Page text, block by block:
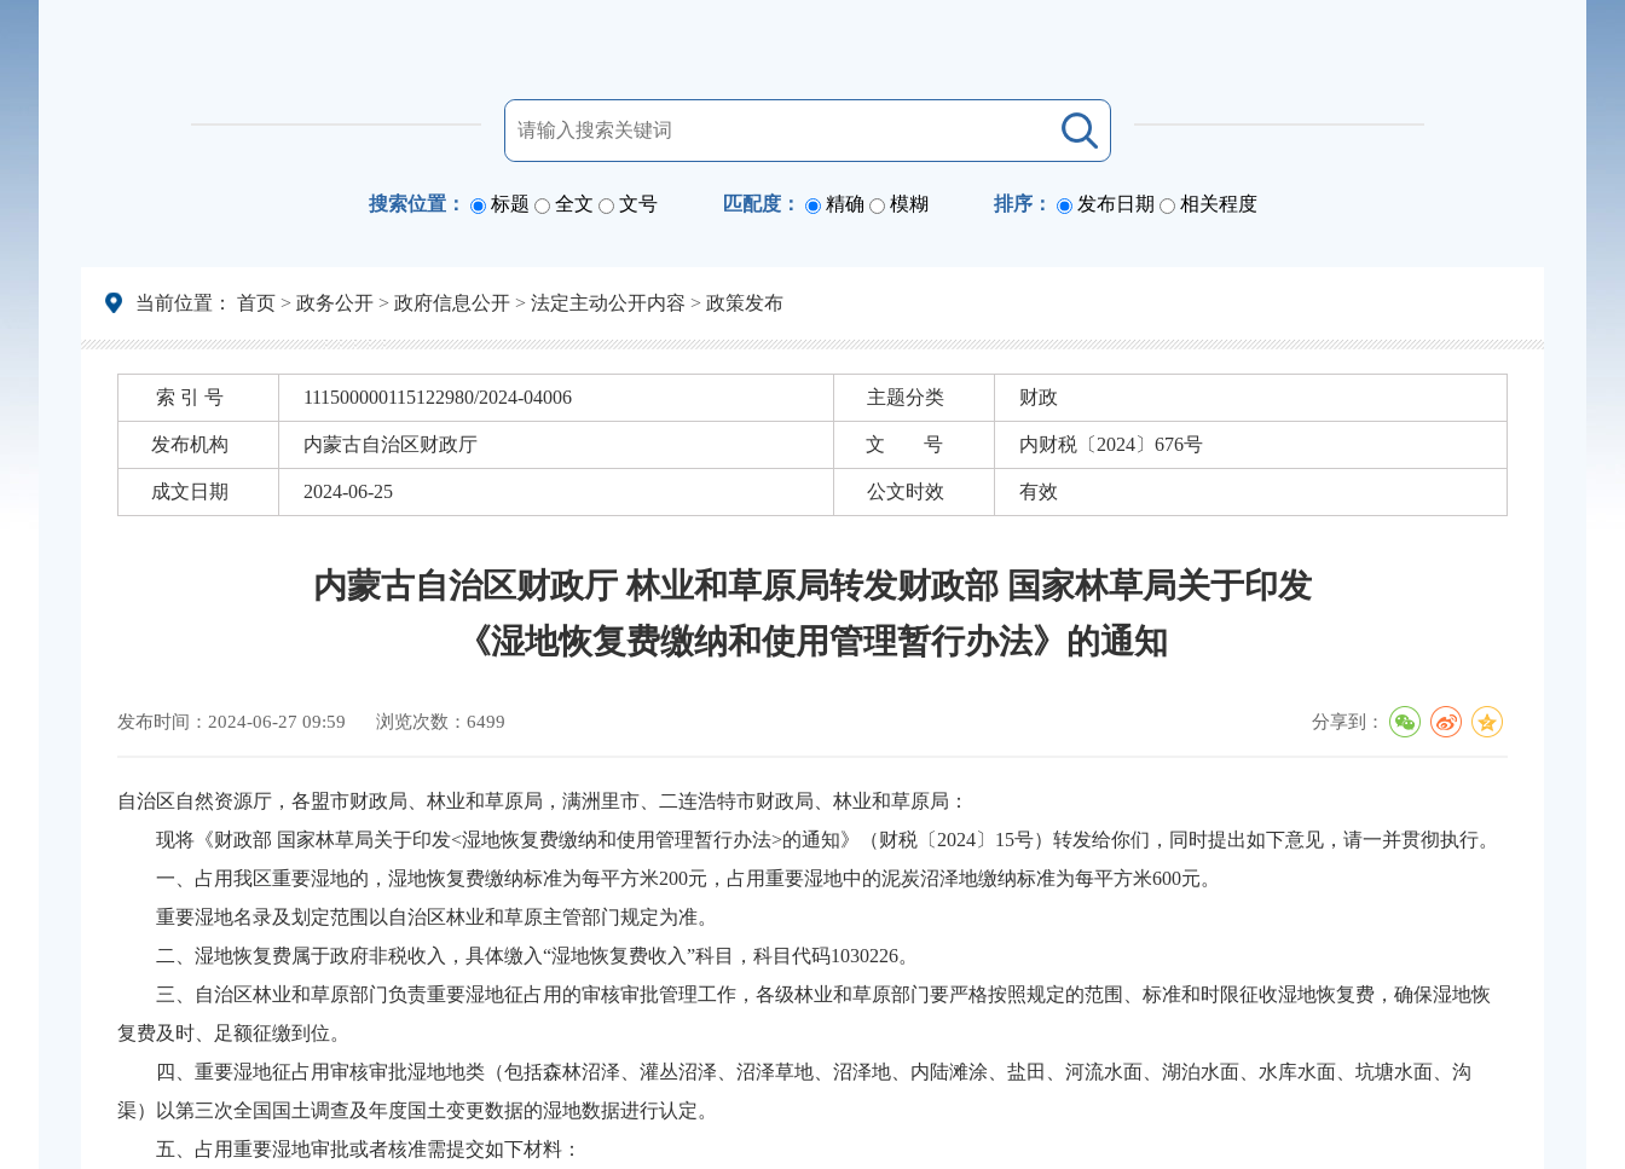
搜索位置： 标题 全文 文号 匹配度： 精确 模糊 排序： 发布日期 相关程度
当前位置： 首页 > 政务公开 > 政府信息公开 > 法定主动公开内容 > 政策发布
索 引 号 111500000115122980/2024-04006 主题分类 财政
发布机构 内蒙古自治区财政厅 文 号 内财税〔2024〕676号
成文日期 2024-06-25 公文时效 有效
内蒙古自治区财政厅 林业和草原局转发财政部 国家林草局关于印发
《湿地恢复费缴纳和使用管理暂行办法》的通知
发布时间：2024-06-27 09:59 浏览次数：6499 分享到：
自治区自然资源厅，各盟市财政局、林业和草原局，满洲里市、二连浩特市财政局、林业和草原局：
现将《财政部 国家林草局关于印发<湿地恢复费缴纳和使用管理暂行办法>的通知》（财税〔2024〕15号）转发给你们，同时提出如下意见，请一并贯彻执行。
一、占用我区重要湿地的，湿地恢复费缴纳标准为每平方米200元，占用重要湿地中的泥炭沼泽地缴纳标准为每平方米600元。
重要湿地名录及划定范围以自治区林业和草原主管部门规定为准。
二、湿地恢复费属于政府非税收入，具体缴入“湿地恢复费收入”科目，科目代码1030226。
三、自治区林业和草原部门负责重要湿地征占用的审核审批管理工作，各级林业和草原部门要严格按照规定的范围、标准和时限征收湿地恢复费，确保湿地恢
复费及时、足额征缴到位。
四、重要湿地征占用审核审批湿地地类（包括森林沼泽、灌丛沼泽、沼泽草地、沼泽地、内陆滩涂、盐田、河流水面、湖泊水面、水库水面、坑塘水面、沟
渠）以第三次全国国土调查及年度国土变更数据的湿地数据进行认定。
五、占用重要湿地审批或者核准需提交如下材料：